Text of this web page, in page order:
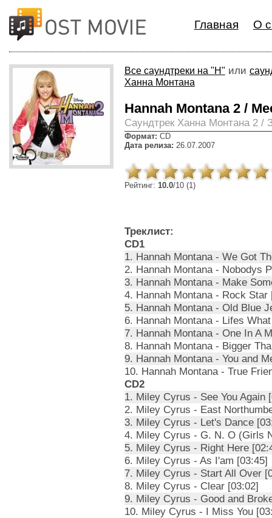
Главная О
Все саундтреки на "H" или
Ханна Монтана
Hannah Montana 2 /
Cаундтрек Ханна Монтана 2
Формат: CD
Дата релиза: 26.07.2007
Рейтинг: 10.0/10 (1)
Треклист:
CD1
1. Hannah Montana - We Got
2. Hannah Montana - Nobodys
3. Hannah Montana - Make
4. Hannah Montana - Rock Star
5. Hannah Montana - Old Blue
6. Hannah Montana - Lifes
7. Hannah Montana - One In A
8. Hannah Montana - Bigger
9. Hannah Montana - You and
10. Hannah Montana - True
CD2
1. Miley Cyrus - See You Again
2. Miley Cyrus - East
3. Miley Cyrus - Let's Dance
4. Miley Cyrus - G. N. O (Girls
5. Miley Cyrus - Right Here
6. Miley Cyrus - As I'am [03:45]
7. Miley Cyrus - Start All Over
8. Miley Cyrus - Clear [03:02]
9. Miley Cyrus - Good and
10. Miley Cyrus - I Miss You